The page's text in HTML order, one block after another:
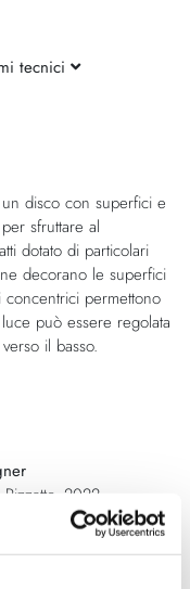
disco con superfici e
sfruttare al
dotato di particolari
decorano le superfici
permettono
può essere regolata
il basso.
Rizzatto, 2022
tecnici